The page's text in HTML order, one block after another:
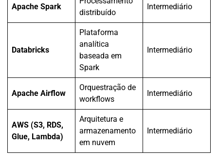
Apache Spark
distribuído
Intermediário
Databricks
Plataforma
analítica
baseada em
Spark
Intermediário
Apache Airflow
Orquestração de
workflows
Intermediário
AWS (S3, RDS,
Glue, Lambda)
Arquitetura e
armazenamento
em nuvem
Intermediário